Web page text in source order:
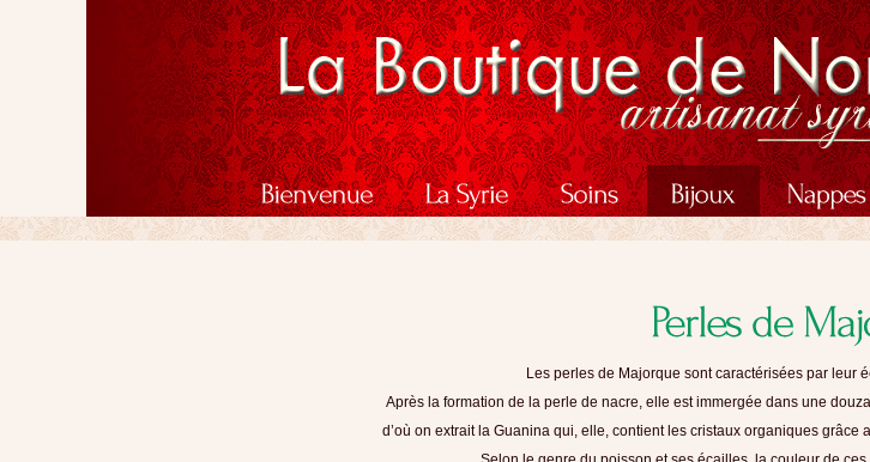
Les perles de Majorque sont caractérisées par leur
Après la formation de la perle de nacre, elle est immergée dans une
d’où on extrait la Guanina qui, elle, contient les cristaux organiques